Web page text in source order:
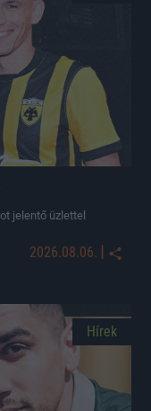
jelentő üzlettel
2026.08.06.
Hírek